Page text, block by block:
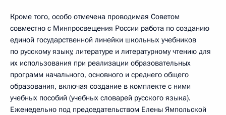
Кроме того, особо отмечена проводимая Советом
совместно с Минпросвещения России работа по созданию
единой государственной линейки школьных учебников
по русскому языку, литературе и литературному чтению для
их использования при реализации образовательных
программ начального, основного и среднего общего
образования, включая создание в комплекте с ними
учебных пособий (учебных словарей русского языка).
Еженедельно под председательством Елены Ямпольской